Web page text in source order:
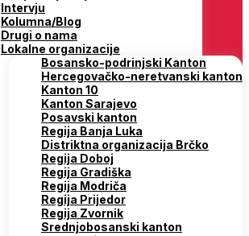
Intervju
Kolumna/Blog
Drugi o nama
Lokalne organizacije
Bosansko-podrinjski Kanton
Hercegovačko-neretvanski kanton
Kanton 10
Kanton Sarajevo
Posavski kanton
Regija Banja Luka
Distriktna organizacija Brčko
Regija Doboj
Regija Gradiška
Regija Modriča
Regija Prijedor
Regija Zvornik
Srednjobosanski kanton